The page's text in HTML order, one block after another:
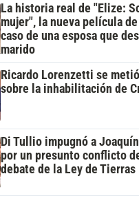
La historia real de "Elize:
mujer", la nueva película
caso de una esposa que
marido
Ricardo Lorenzetti se
sobre la inhabilitación de
Di Tullio impugnó a
por un presunto conflicto
debate de la Ley de Tierras